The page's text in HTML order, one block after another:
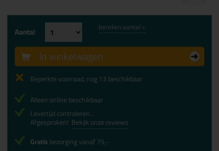
Aantal bereken aantal >
In winkelwagen
Beperkte voorraad, nog 13 beschikbaar
Alleen online beschikbaar
Levertijd controleren...
Afgesproken! Bekijk onze reviews
Gratisbezorging vanaf 75,-